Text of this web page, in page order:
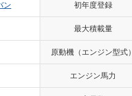
ン 初年度登録
最大積載量
原動機（エンジン型式）
エンジン馬力